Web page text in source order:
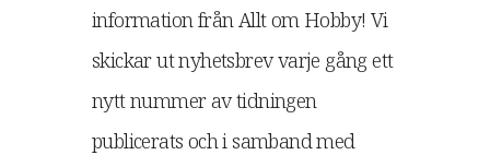
information från Allt om Hobby! Vi
skickar ut nyhetsbrev varje gång ett
nytt nummer av tidningen
publicerats och i samband med